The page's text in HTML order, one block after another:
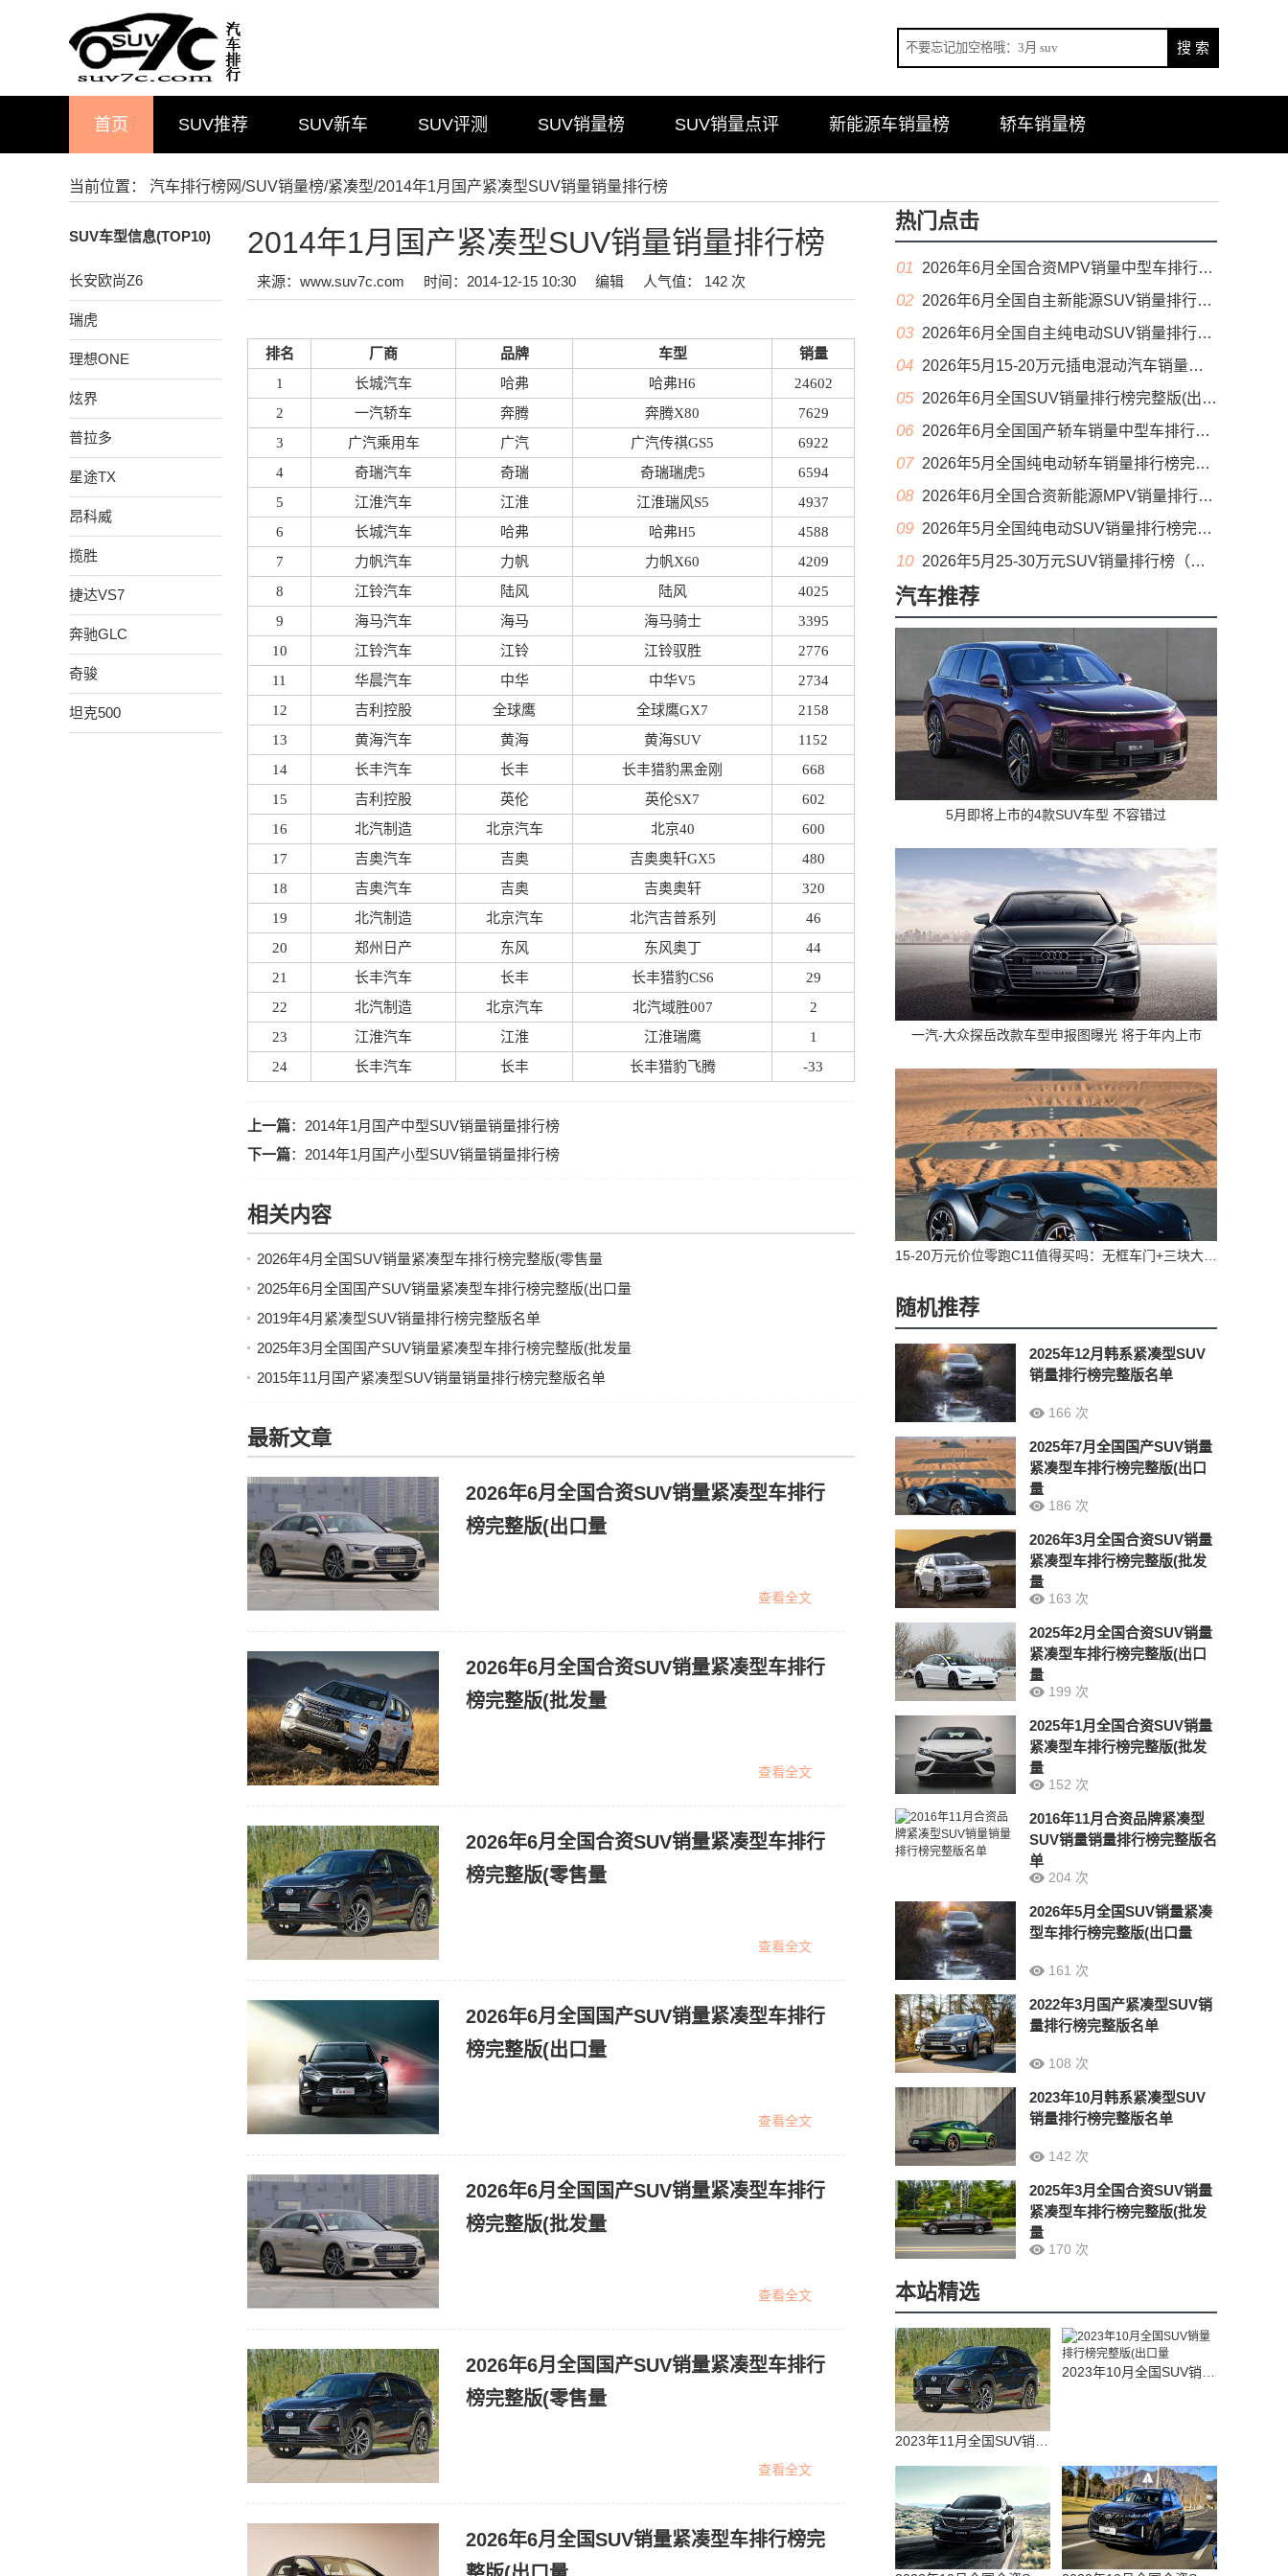
首页 SUV推荐 SUV新车 SUV评测 SUV销量榜 SUV销量点评 新能源车销量榜 轿车销量榜
当前位置： 汽车排行榜网/SUV销量榜/紧凑型/2014年1月国产紧凑型SUV销量销量排行榜
SUV车型信息(TOP10)
长安欧尚Z6
瑞虎
理想ONE
炫界
普拉多
星途TX
昂科威
揽胜
捷达VS7
奔驰GLC
奇骏
坦克500
2014年1月国产紧凑型SUV销量销量排行榜
来源：www.suv7c.com 时间：2014-12-15 10:30 编辑 人气值： 142 次
排名 厂商 品牌 车型
销量
1
长城汽车 哈弗 哈弗H6
24602
2
一汽轿车 奔腾 奔腾X80
7629
3
广汽乘用车 广汽 广汽传祺GS5
6922
4
奇瑞汽车 奇瑞 奇瑞瑞虎5
6594
5
江淮汽车 江淮 江淮瑞风S5
4937
6
长城汽车 哈弗 哈弗H5
4588
7
力帆汽车 力帆 力帆X60
4209
8
江铃汽车 陆风 陆风
4025
9
海马汽车 海马 海马骑士
3395
10
江铃汽车 江铃 江铃驭胜
2776
11
华晨汽车 中华 中华V5
2734
12
吉利控股 全球鹰 全球鹰GX7
2158
13
黄海汽车 黄海 黄海SUV
1152
14
长丰汽车 长丰 长丰猎豹黑金刚
668
15
吉利控股 英伦 英伦SX7
602
16
北汽制造 北京汽车 北京40
600
17
吉奥汽车 吉奥 吉奥奥轩GX5
480
18
吉奥汽车 吉奥 吉奥奥轩
320
19
北汽制造 北京汽车 北汽吉普系列
46
20
郑州日产 东风 东风奥丁
44
21
长丰汽车 长丰 长丰猎豹CS6
29
22
北汽制造 北京汽车 北汽域胜007
2
23
江淮汽车 江淮 江淮瑞鹰
1
24
长丰汽车 长丰 长丰猎豹飞腾 -33
上一篇： 2014年1月国产中型SUV销量销量排行榜
下一篇： 2014年1月国产小型SUV销量销量排行榜
相关内容
2026年4月全国SUV销量紧凑型车排行榜完整版(零售量
2025年6月全国国产SUV销量紧凑型车排行榜完整版(出口量
2019年4月紧凑型SUV销量排行榜完整版名单
2025年3月全国国产SUV销量紧凑型车排行榜完整版(批发量
2015年11月国产紧凑型SUV销量销量排行榜完整版名单
最新文章
2026年6月全国合资SUV销量紧凑型车排行
榜完整版(出口量
查看全文
2026年6月全国合资SUV销量紧凑型车排行
榜完整版(批发量
查看全文
2026年6月全国合资SUV销量紧凑型车排行
榜完整版(零售量
查看全文
2026年6月全国国产SUV销量紧凑型车排行
榜完整版(出口量
查看全文
2026年6月全国国产SUV销量紧凑型车排行
榜完整版(批发量
查看全文
2026年6月全国国产SUV销量紧凑型车排行
榜完整版(零售量
查看全文
2026年6月全国SUV销量紧凑型车排行榜完
热门点击
01 2026年6月全国合资MPV销量中型车排行榜完整版(零售量
02 2026年6月全国自主新能源SUV销量排行榜完整版(零售量
03 2026年6月全国自主纯电动SUV销量排行榜完整版(零售量
04 2026年5月15-20万元插电混动汽车销量排行榜（零售量）
05 2026年6月全国SUV销量排行榜完整版(出口量
06 2026年6月全国国产轿车销量中型车排行榜完整版(零售量
07 2026年5月全国纯电动轿车销量排行榜完整版(批发量
08 2026年6月全国合资新能源MPV销量排行榜完整版(零售量
09 2026年5月全国纯电动SUV销量排行榜完整版(零售量
10 2026年5月25-30万元SUV销量排行榜（零售量）
汽车推荐
5月即将上市的4款SUV车型 不容错过
一汽-大众探岳改款车型申报图曝光 将于年内上市
随机推荐
2025年12月韩系紧凑型SUV
销量排行榜完整版名单
166 次
2025年7月全国国产SUV销量
紧凑型车排行榜完整版(出口
量
186 次
2026年3月全国合资SUV销量
紧凑型车排行榜完整版(批发
量
163 次
2025年2月全国合资SUV销量
紧凑型车排行榜完整版(出口
量
199 次
2025年1月全国合资SUV销量
紧凑型车排行榜完整版(批发
量
152 次
2016年11月合资品牌紧凑型
SUV销量销量排行榜完整版名
单
204 次
2026年5月全国SUV销量紧凑
型车排行榜完整版(出口量
161 次
2022年3月国产紧凑型SUV销
量排行榜完整版名单
108 次
2023年10月韩系紧凑型SUV
销量排行榜完整版名单
142 次
2025年3月全国合资SUV销量
紧凑型车排行榜完整版(批发
量
170 次
本站精选